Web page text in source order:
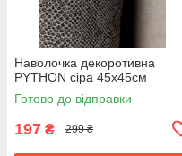
Наволочка декоротивна
PYTHON сіра 45х45см
Готово до відправки
197 ₴ 299 ₴